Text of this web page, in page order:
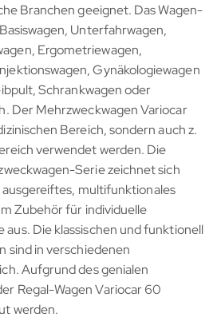
Branchen geeignet. Das Wagen-
Unterfahrwagen,
Ergometriewagen,
Gynäkologiewagen
Schrankwagen oder
Der Mehrzweckwagen Variocar
Bereich, sondern auch z.
verwendet werden. Die
Serie zeichnet sich
ausgereiftes, multifunktionales
Zubehör für individuelle
Die klassischen und funktionell
sind in verschiedenen
Aufgrund des genialen
Regal-Wagen Variocar 60
werden.